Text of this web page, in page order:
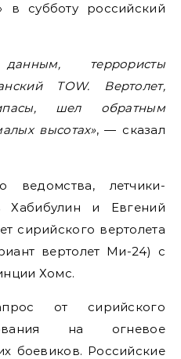
в субботу российский
террористы
TOW. Вертолет,
шел обратным
высотах», — сказал
летчики-
Хабибулин и Евгений
сирийского вертолета
вертолет Ми-24) с
Хомс.
от сирийского
на огневое
боевиков. Российские